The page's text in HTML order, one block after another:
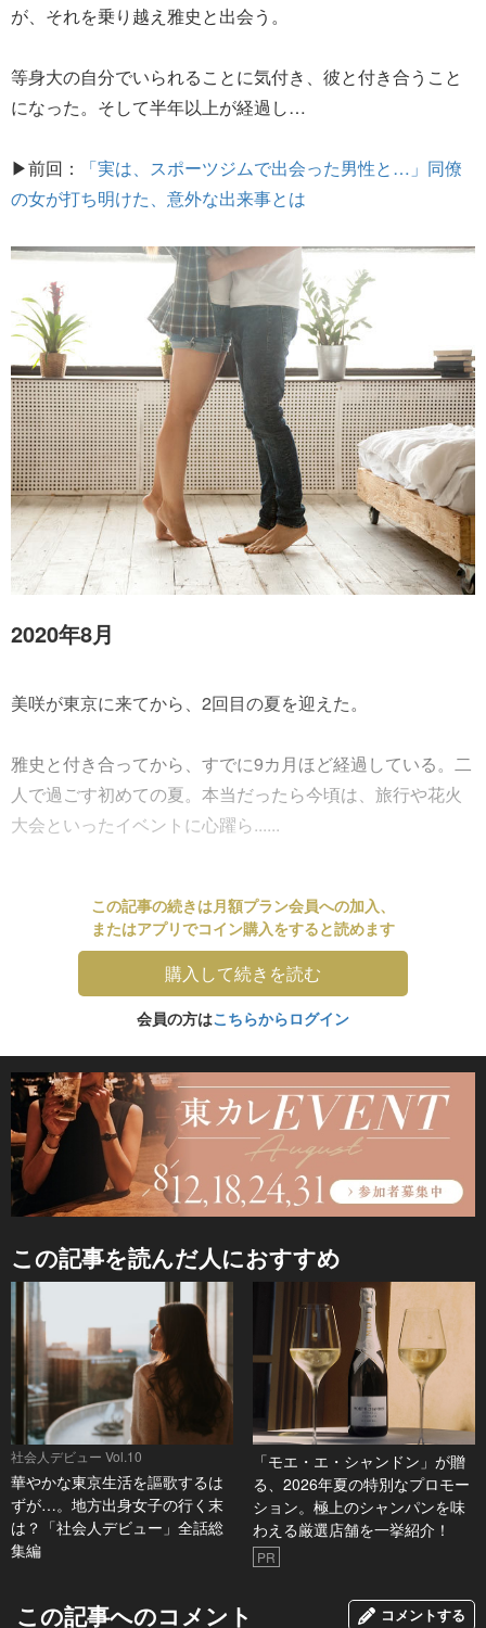
が、それを乗り越え雅史と出会う。
等身大の自分でいられることに気付き、彼と付き合うこと
になった。そして半年以上が経過し…
▶前回：
「実は、スポーツジムで出会った男性と…」同僚
の女が打ち明けた、意外な出来事とは
2020年8月
美咲が東京に来てから、2回目の夏を迎えた。
雅史と付き合ってから、すでに9カ月ほど経過している。二
人で過ごす初めての夏。本当だったら今頃は、旅行や花火
大会といったイベントに心躍ら......
この記事の続きは月額プラン会員への加入、
またはアプリでコイン購入をすると読めます
購入して続きを読む
会員の方はこちらからログイン
この記事を読んだ人におすすめ
社会人デビュー Vol.10
華やかな東京生活を謳歌するは
ずが…。地方出身女子の行く末
は？「社会人デビュー」全話総
集編
「モエ・エ・シャンドン」が贈
る、2026年夏の特別なプロモー
ション。極上のシャンパンを味
わえる厳選店舗を一挙紹介！
PR
この記事へのコメント コメントする